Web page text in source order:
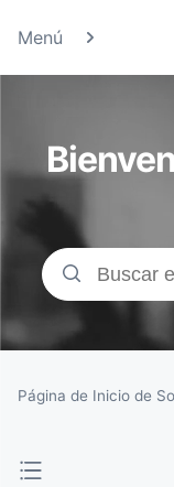
Menú
Página de Inicio de